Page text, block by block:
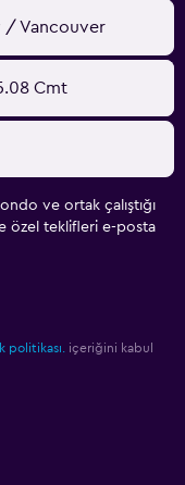
/ Vancouver
Cmt
ve ortak çalıştığı
özel teklifleri e-posta
politikası.
içeriğini kabul